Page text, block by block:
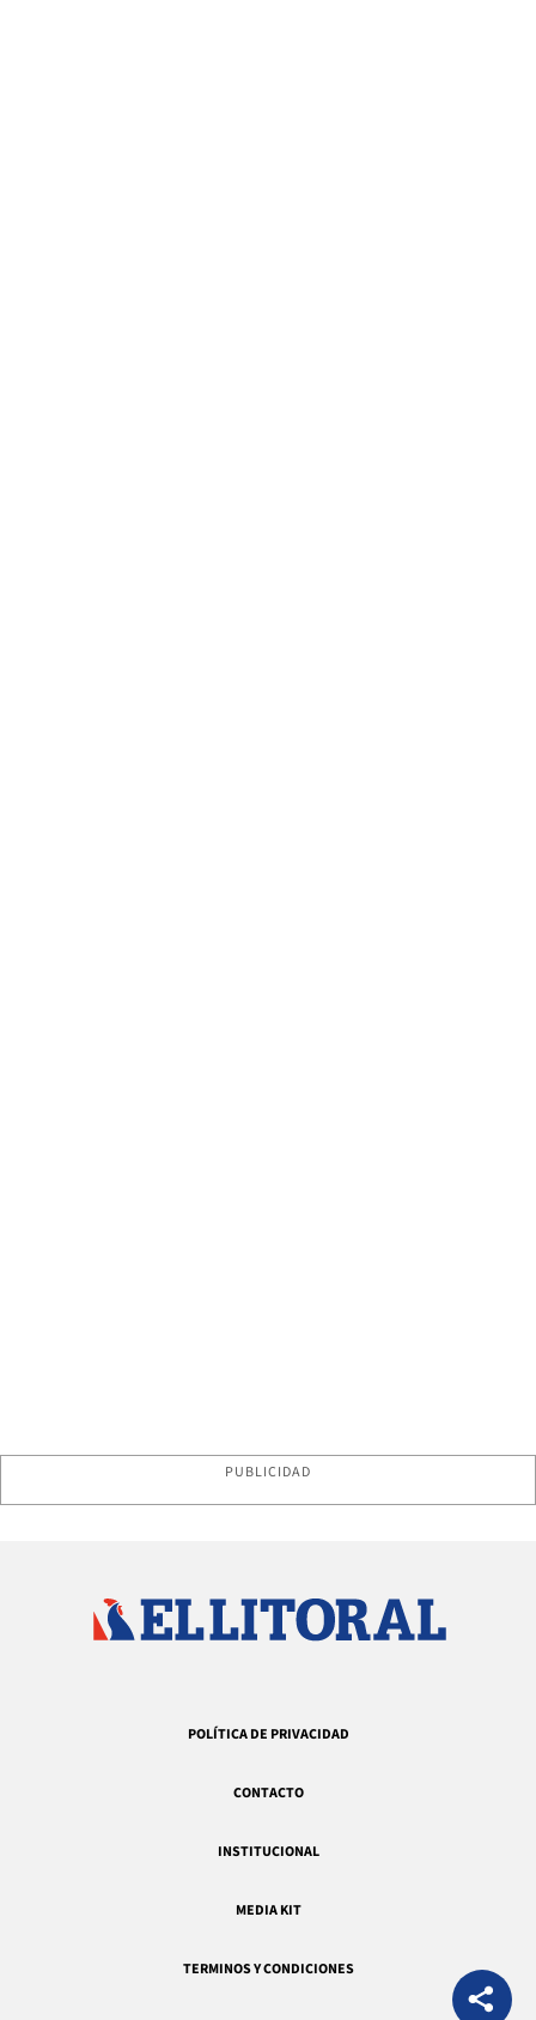
PUBLICIDAD
POLÍTICA DE PRIVACIDAD
CONTACTO
INSTITUCIONAL
MEDIA KIT
TERMINOS Y CONDICIONES